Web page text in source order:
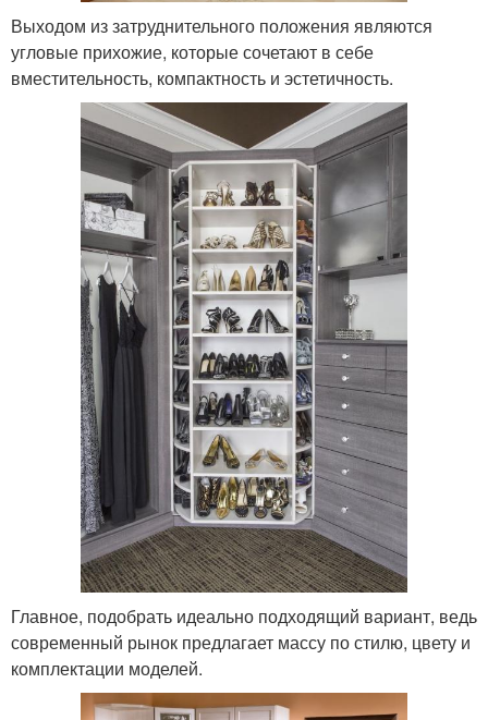
Выходом из затруднительного положения являются
угловые прихожие, которые сочетают в себе
вместительность, компактность и эстетичность.
Главное, подобрать идеально подходящий вариант, ведь
современный рынок предлагает массу по стилю, цвету и
комплектации моделей.